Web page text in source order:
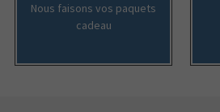
Nous faisons vos paquets
cadeau